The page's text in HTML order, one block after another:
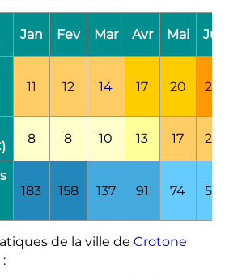
Jan Fev Mar Avr Mai Jui
11 12 14 17 20 25
8 8 10 13 17 22
183 158 137 91 74 53
de la ville de Crotone
: